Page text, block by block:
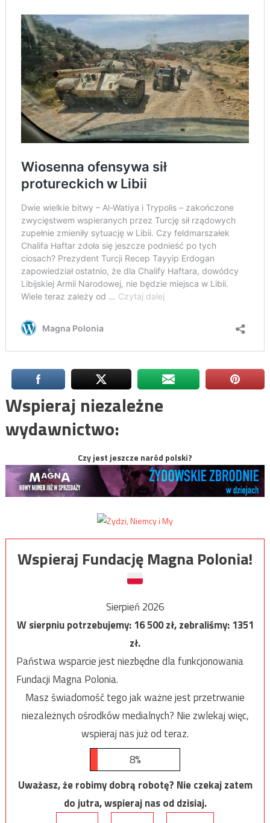
Wspieraj niezależne
wydawnictwo:
Czy jest jeszcze naród polski?
Wspieraj Fundację Magna Polonia!
Sierpień 2026
W sierpniu potrzebujemy:16 500zł, zebraliśmy:1351
zł.
Państwa wsparcie jest niezbędne dla funkcjonowania
Fundacji Magna Polonia.
Masz świadomość tego jak ważne jest przetrwanie
niezależnych ośrodków medialnych? Nie zwlekaj więc,
wspieraj nas już od teraz.
8%
Uważasz, że robimy dobrą robotę? Nie czekaj zatem
do jutra, wspieraj nas od dzisiaj.